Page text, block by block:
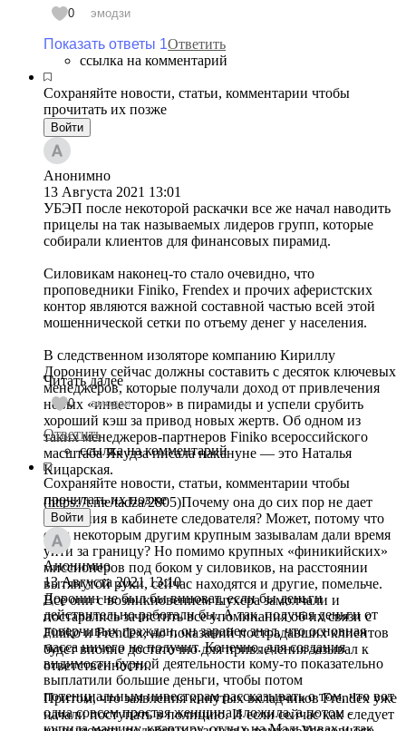
0 эмодзи
Показать ответы 1Ответить
ссылка на комментарий
Сохраняйте новости, статьи, комментарии чтобы
прочитать их позже
Войти
Анонимно
13 Августа 2021 13:01
УБЭП после некоторой раскачки все же начал наводить
прицелы на так называемых лидеров групп, которые
собирали клиентов для финансовых пирамид.
Силовикам наконец-то стало очевидно, что
проповедники Finiko, Frendex и прочих аферистских
контор являются важной составной частью всей этой
мошеннической сетки по отъему денег у населения.
В следственном изоляторе компанию Кириллу
Доронину сейчас должны составить с десяток ключевых
менеджеров, которые получали доход от привлечения
новых «инвесторов» в пирамиды и успели срубить
хороший кэш за привод новых жертв. Об одном из
таких менеджеров-партнеров Finiko всероссийского
масштаба Якудза писала накануне — это Наталья
Кицарская.
(https://t.me/tadza/2805)Почему она до сих пор не дает
показания в кабинете следователя? Может, потому что
ей и некоторым другим крупным зазывалам дали время
уйти за границу? Но помимо крупных «финикийских»
миссионеров под боком у силовиков, на расстоянии
вытянутой руки, сейчас находятся и другие, помельче.
Все они с возникновением шухера замолчали и
постарались зачистить все упоминания об их связи с
Finiko и Frendex, но показаний пострадавших клиентов
будет вполне достаточно для привлечения зазывал к
ответственности.
Притом, что заявления кинутых вкладчиков Frendex уже
начали поступать в полицию. И если сейчас как следует
Читать далее
0 эмодзи
Ответить
ссылка на комментарий
Сохраняйте новости, статьи, комментарии чтобы
прочитать их позже
Войти
Анонимно
13 Августа 2021 13:10
Доронин не был бы виноват, если бы деньги
действительно работали бы. А так, получая деньги от
доверчивых граждан, он заранее знал, что основная
масса ничего не получит. Конечно, для создания
видимости бурной деятельности кому-то показательно
выплатили большие деньги, чтобы потом
потенциальным инвесторам рассказывать о том, что вот
одна совсем простая женщина вложила, а потом -